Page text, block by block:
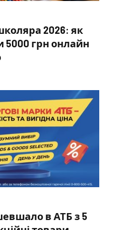
2026: як
грн онлайн
в АТБ з 5